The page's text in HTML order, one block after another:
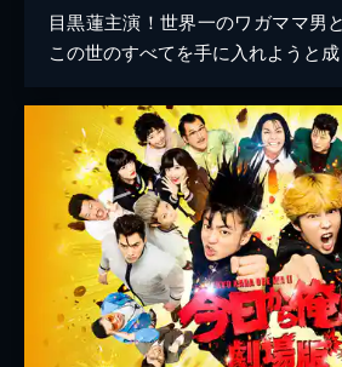
目黒蓮主演！世界一のワガママ男
この世のすべてを手に入れようと